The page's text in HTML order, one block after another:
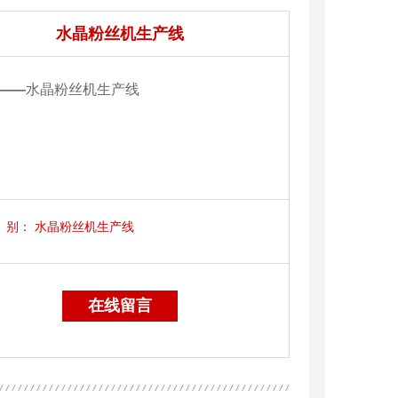
水晶粉丝机生产线
——水晶粉丝机生产线
： 水晶粉丝机生产线
在线留言